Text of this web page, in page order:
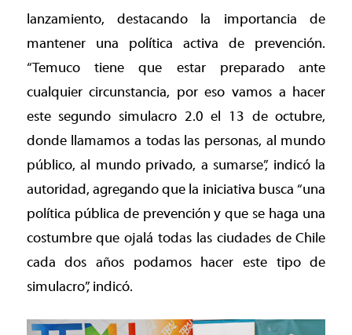
lanzamiento, destacando la importancia de
mantener una política activa de prevención.
“Temuco tiene que estar preparado ante
cualquier circunstancia, por eso vamos a hacer
este segundo simulacro 2.0 el 13 de octubre,
donde llamamos a todas las personas, al mundo
público, al mundo privado, a sumarse”, indicó la
autoridad, agregando que la iniciativa busca “una
política pública de prevención y que se haga una
costumbre que ojalá todas las ciudades de Chile
cada dos años podamos hacer este tipo de
simulacro”, indicó.